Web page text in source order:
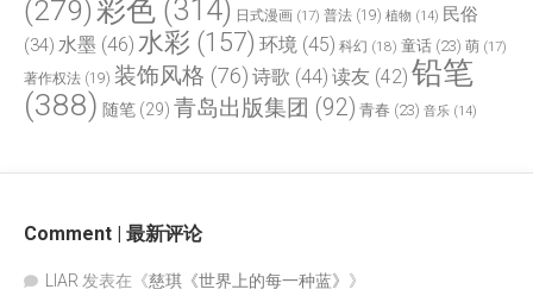
(279)彩色 (314) 日式漫画 (17) 普法 (19) 植物 (14) 民俗
(34) 水墨 (46) 水彩 (157) 环境 (45) 科幻 (18) 童话 (23) 萌 (17)
著作权法 (19) 装饰风格 (76) 诗歌 (44) 读友 (42) 铅笔
(388) 随笔 (29) 青岛出版集团 (92) 青春 (23) 音乐 (14)
Comment | 最新评论
LIAR 发表在《慈琪《世界上的每一种蓝》 》